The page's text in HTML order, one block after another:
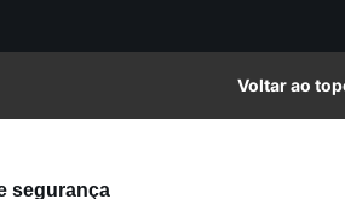
Voltar ao
segurança